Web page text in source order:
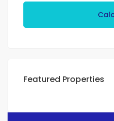
Featured Properties